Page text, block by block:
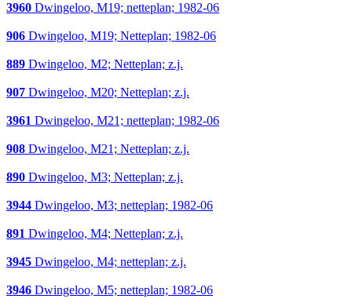
3960 Dwingeloo, M19; netteplan; 1982-06
906 Dwingeloo, M19; Netteplan; 1982-06
889 Dwingeloo, M2; Netteplan; z.j.
907 Dwingeloo, M20; Netteplan; z.j.
3961 Dwingeloo, M21; netteplan; 1982-06
908 Dwingeloo, M21; Netteplan; z.j.
890 Dwingeloo, M3; Netteplan; z.j.
3944 Dwingeloo, M3; netteplan; 1982-06
891 Dwingeloo, M4; Netteplan; z.j.
3945 Dwingeloo, M4; netteplan; z.j.
3946 Dwingeloo, M5; netteplan; 1982-06